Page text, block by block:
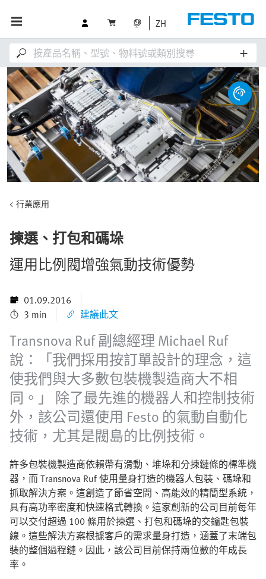
ZH
行業應用
揀選、打包和碼垛
運用比例閥增強氣動技術優勢
01.09.2016
3 min
建議此文
Transnova Ruf 副總經理 Michael Ruf
說：「我們採用按訂單設計的理念，這
使我們與大多數包裝機製造商大不相
同。」 除了最先進的機器人和控制技術
外，該公司還使用 Festo 的氣動自動化
技術，尤其是閥島的比例技術。
許多包裝機製造商依賴帶有滑動、堆垛和分揀鏈條的標準機
器，而 Transnova Ruf 使用量身打造的機器人包裝、碼垛和
抓取解決方案。這創造了節省空間、高能效的精簡型系統，
具有高功率密度和快速格式轉換。這家創新的公司目前每年
可以交付超過 100 條用於揀選、打包和碼垛的交鑰匙包裝
線。這些解決方案根據客戶的需求量身打造，涵蓋了末端包
裝的整個過程鏈。因此，該公司目前保持兩位數的年成長
率。